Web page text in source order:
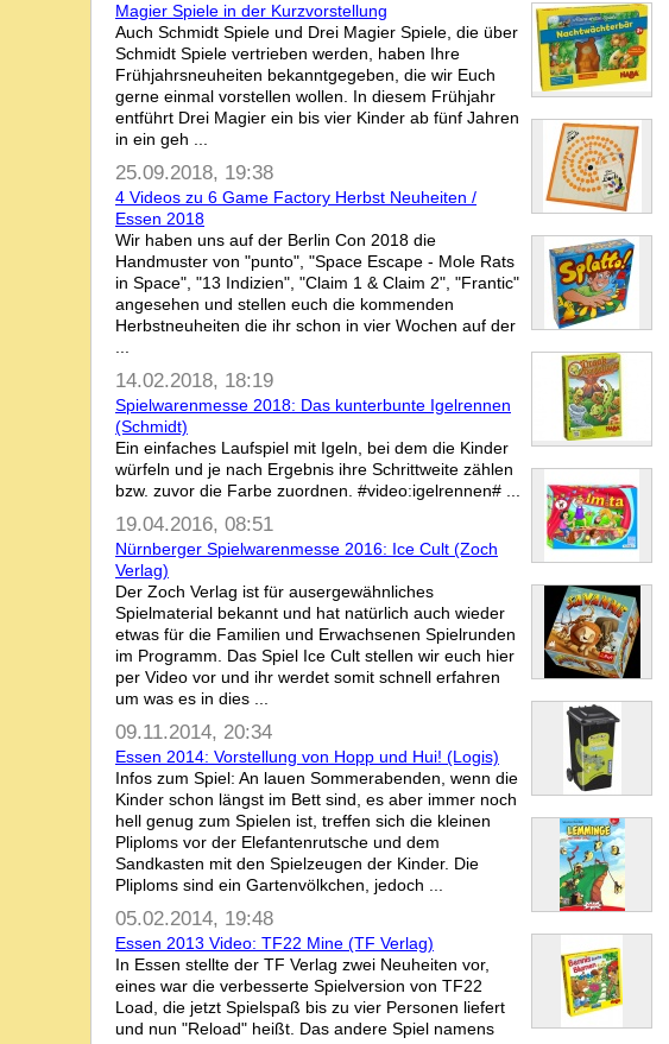
Magier Spiele in der Kurzvorstellung
Auch Schmidt Spiele und Drei Magier Spiele, die über
Schmidt Spiele vertrieben werden, haben Ihre
Frühjahrsneuheiten bekanntgegeben, die wir Euch
gerne einmal vorstellen wollen. In diesem Frühjahr
entführt Drei Magier ein bis vier Kinder ab fünf Jahren
in ein geh ...
25.09.2018, 19:38
4 Videos zu 6 Game Factory Herbst Neuheiten /
Essen 2018
Wir haben uns auf der Berlin Con 2018 die
Handmuster von "punto", "Space Escape - Mole Rats
in Space", "13 Indizien", "Claim 1 & Claim 2", "Frantic"
angesehen und stellen euch die kommenden
Herbstneuheiten die ihr schon in vier Wochen auf der
14.02.2018, 18:19
Spielwarenmesse 2018: Das kunterbunte Igelrennen
(Schmidt)
Ein einfaches Laufspiel mit Igeln, bei dem die Kinder
würfeln und je nach Ergebnis ihre Schrittweite zählen
bzw. zuvor die Farbe zuordnen. #video:igelrennen# ...
19.04.2016, 08:51
Nürnberger Spielwarenmesse 2016: Ice Cult (Zoch
Verlag)
Der Zoch Verlag ist für ausergewähnliches
Spielmaterial bekannt und hat natürlich auch wieder
etwas für die Familien und Erwachsenen Spielrunden
im Programm. Das Spiel Ice Cult stellen wir euch hier
per Video vor und ihr werdet somit schnell erfahren
um was es in dies ...
09.11.2014, 20:34
Essen 2014: Vorstellung von Hopp und Hui! (Logis)
Infos zum Spiel: An lauen Sommerabenden, wenn die
Kinder schon längst im Bett sind, es aber immer noch
hell genug zum Spielen ist, treffen sich die kleinen
Pliploms vor der Elefantenrutsche und dem
Sandkasten mit den Spielzeugen der Kinder. Die
Pliploms sind ein Gartenvölkchen, jedoch ...
05.02.2014, 19:48
Essen 2013 Video: TF22 Mine (TF Verlag)
In Essen stellte der TF Verlag zwei Neuheiten vor,
eines war die verbesserte Spielversion von TF22
Load, die jetzt Spielspaß bis zu vier Personen liefert
und nun "Reload" heißt. Das andere Spiel namens